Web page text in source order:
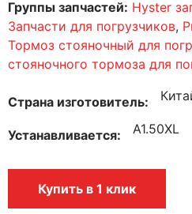
Группы запчастей: Hyster
Запчасти для погрузчиков,
Тормоз стояночный для
стояночного тормоза для
Страна изготовитель
Устанавливается A1.50XL
Купить в 1 клик